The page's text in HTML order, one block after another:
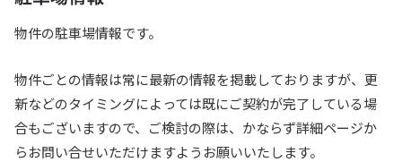
物件の駐車場情報です。
物件ごとの情報は常に最新の情報を掲載しておりますが、更
新などのタイミングによっては既にご契約が完了している場
合もございますので、ご検討の際は、かならず詳細ページか
らお問い合せいただけますようお願いいたします。